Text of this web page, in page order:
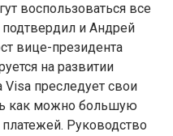
воспользоваться все
подтвердил и Андрей
вице-президента
на развитии
Visa преследует свои
как можно большую
Руководство